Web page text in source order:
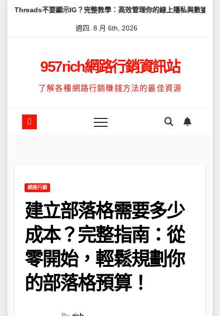
Skip
顯示IG？完整教學：高效管理你的線上隱私與數據安全 怎麼讓
週四. 8 月 6th, 2026
957rich網路行銷資訊站
了解各種網路行銷賺錢方法的最佳資源
網路行銷
建立部落格需要多少
成本？完整指南：從
零開始，輕鬆規劃你
的部落格預算！